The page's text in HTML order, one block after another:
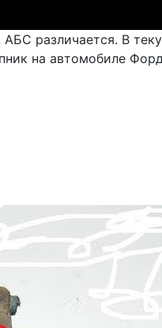
различается. В
на автомобиле